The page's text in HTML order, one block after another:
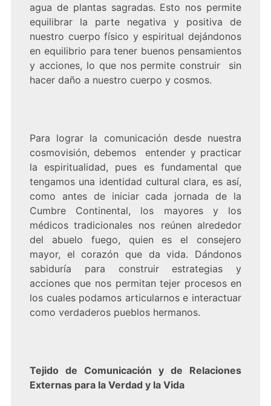
agua de plantas sagradas. Esto nos permite
equilibrar la parte negativa y positiva de
nuestro cuerpo físico y espiritual dejándonos
en equilibrio para tener buenos pensamientos
y acciones, lo que nos permite construir sin
hacer daño a nuestro cuerpo y cosmos.
Para lograr la comunicación desde nuestra
cosmovisión, debemos entender y practicar
la espiritualidad, pues es fundamental que
tengamos una identidad cultural clara, es así,
como antes de iniciar cada jornada de la
Cumbre Continental, los mayores y los
médicos tradicionales nos reúnen alrededor
del abuelo fuego, quien es el consejero
mayor, el corazón que da vida. Dándonos
sabiduría para construir estrategias y
acciones que nos permitan tejer procesos en
los cuales podamos articularnos e interactuar
como verdaderos pueblos hermanos.
Tejido de Comunicación y de Relaciones
Externas para la Verdad y la Vida